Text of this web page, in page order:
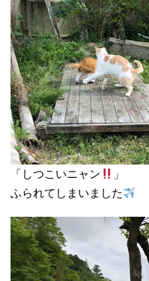
「しつこいニャン
」
ふられてしまいました